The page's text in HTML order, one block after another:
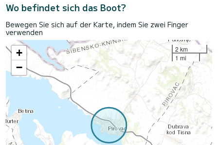
Wo befindet sich das Boot?
Bewegen Sie sich auf der Karte, indem Sie zwei Finger
verwenden
+
−
2 km
1 mi